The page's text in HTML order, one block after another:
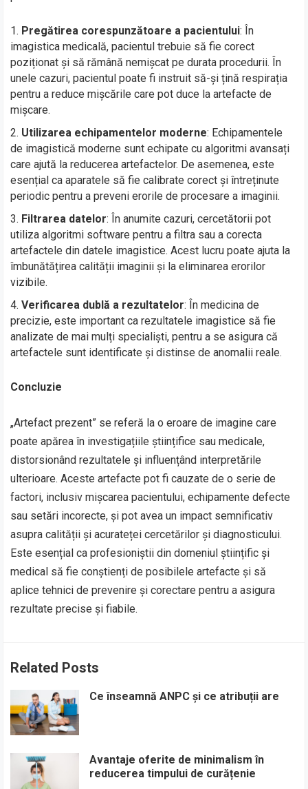
Pregătirea corespunzătoare a pacientului: În
imagistica medicală, pacientul trebuie să fie corect
poziționat și să rămână nemișcat pe durata procedurii. În
unele cazuri, pacientul poate fi instruit să-și țină respirația
pentru a reduce mișcările care pot duce la artefacte de
mișcare.
Utilizarea echipamentelor moderne: Echipamentele
de imagistică moderne sunt echipate cu algoritmi avansați
care ajută la reducerea artefactelor. De asemenea, este
esențial ca aparatele să fie calibrate corect și întreținute
periodic pentru a preveni erorile de procesare a imaginii.
Filtrarea datelor: În anumite cazuri, cercetătorii pot
utiliza algoritmi software pentru a filtra sau a corecta
artefactele din datele imagistice. Acest lucru poate ajuta la
îmbunătățirea calității imaginii și la eliminarea erorilor
vizibile.
Verificarea dublă a rezultatelor: În medicina de
precizie, este important ca rezultatele imagistice să fie
analizate de mai mulți specialiști, pentru a se asigura că
artefactele sunt identificate și distinse de anomalii reale.
Concluzie
„Artefact prezent” se referă la o eroare de imagine care
poate apărea în investigațiile științifice sau medicale,
distorsionând rezultatele și influențând interpretările
ulterioare. Aceste artefacte pot fi cauzate de o serie de
factori, inclusiv mișcarea pacientului, echipamente defecte
sau setări incorecte, și pot avea un impact semnificativ
asupra calității și acurateței cercetărilor și diagnosticului.
Este esențial ca profesioniștii din domeniul științific și
medical să fie conștienți de posibilele artefacte și să
aplice tehnici de prevenire și corectare pentru a asigura
rezultate precise și fiabile.
Related Posts
Ce înseamnă ANPC și ce atribuții are
Avantaje oferite de minimalism în
reducerea timpului de curățenie